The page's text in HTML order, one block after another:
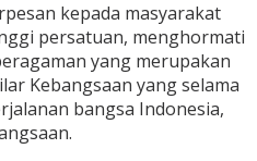
kepada masyarakat
persatuan, menghormati
yang merupakan
Kebangsaan yang selama
bangsa Indonesia,